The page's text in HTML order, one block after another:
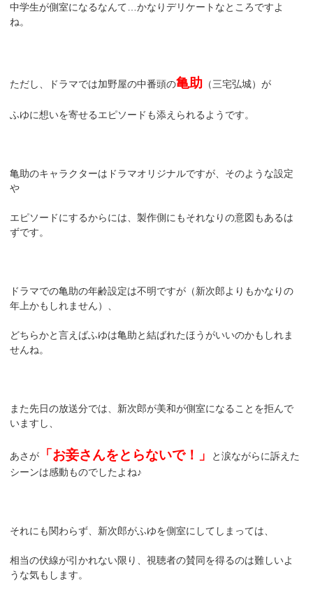
中学生が側室になるなんて…かなりデリケートなところですよ
ね。
ただし、ドラマでは加野屋の中番頭の亀助 （三宅弘城）が
ふゆに想いを寄せるエピソードも添えられるようです。
亀助のキャラクターはドラマオリジナルですが、そのような設定
や
エピソードにするからには、製作側にもそれなりの意図もあるは
ずです。
ドラマでの亀助の年齢設定は不明ですが（新次郎よりもかなりの
年上かもしれません）、
どちらかと言えばふゆは亀助と結ばれたほうがいいのかもしれま
せんね。
また先日の放送分では、新次郎が美和が側室になることを拒んで
いますし、
あさが 「お妾さんをとらないで！」
と涙ながらに訴えた
シーンは感動ものでしたよね♪
それにも関わらず、新次郎がふゆを側室にしてしまっては、
相当の伏線が引かれない限り、視聴者の賛同を得るのは難しいよ
うな気もします。